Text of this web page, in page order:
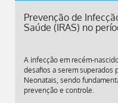
Prevenção de
Saúde (IRAS) no
A infecção em recém-
desafios a serem superados
Neonatais, sendo
prevenção e controle.